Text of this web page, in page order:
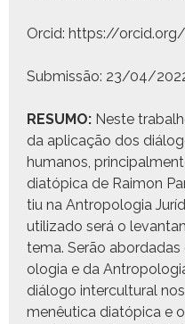
Orcid: https://
Sub­mis­são: 23/04/
RESUMO: Neste
da apli­cação dos
humanos,
diatópi­ca de Rai­mon
tiu na Antropolo­gia
uti­liza­do será o
tema. Serão
olo­gia e da
diál­o­go inter­cul­tur­al
menêu­ti­ca diatópi­ca e